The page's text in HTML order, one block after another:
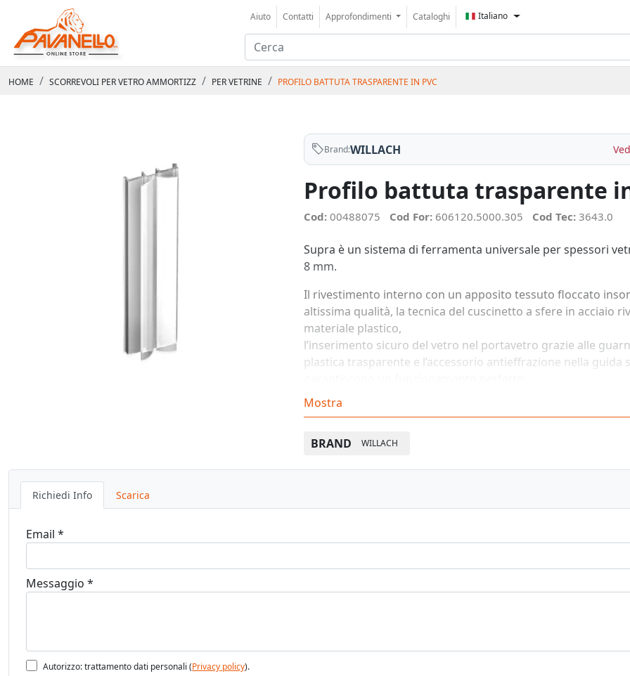
Aiuto Contatti Approfondimenti Cataloghi Italiano
HOME SCORREVOLI PER VETRO AMMORTIZZ PER VETRINE PROFILO BATTUTA TRASPARENTE IN PVC
Brand:WILLACH
Profilo battuta trasparente
Cod: 00488075 Cod For: 606120.5000.305 Cod Tec: 3643.0
Supra è un sistema di ferramenta universale per spessori
8 mm.
Il rivestimento interno con un apposito tessuto floccato
altissima qualità, la tecnica del cuscinetto a sfere in acciaio
materiale plastico,
l’inserimento sicuro del vetro nel portavetro grazie alle
plastica trasparente e l’accessorio antieffrazione nella guida
leggero e silenzioso delle ante in vetro scorrevoli.
Vedi pagina catalogo
Mostra
BRAND WILLACH
Richiedi Info Scarica
Email *
Messaggio *
Autorizzo: trattamento dati personali (Privacy policy).